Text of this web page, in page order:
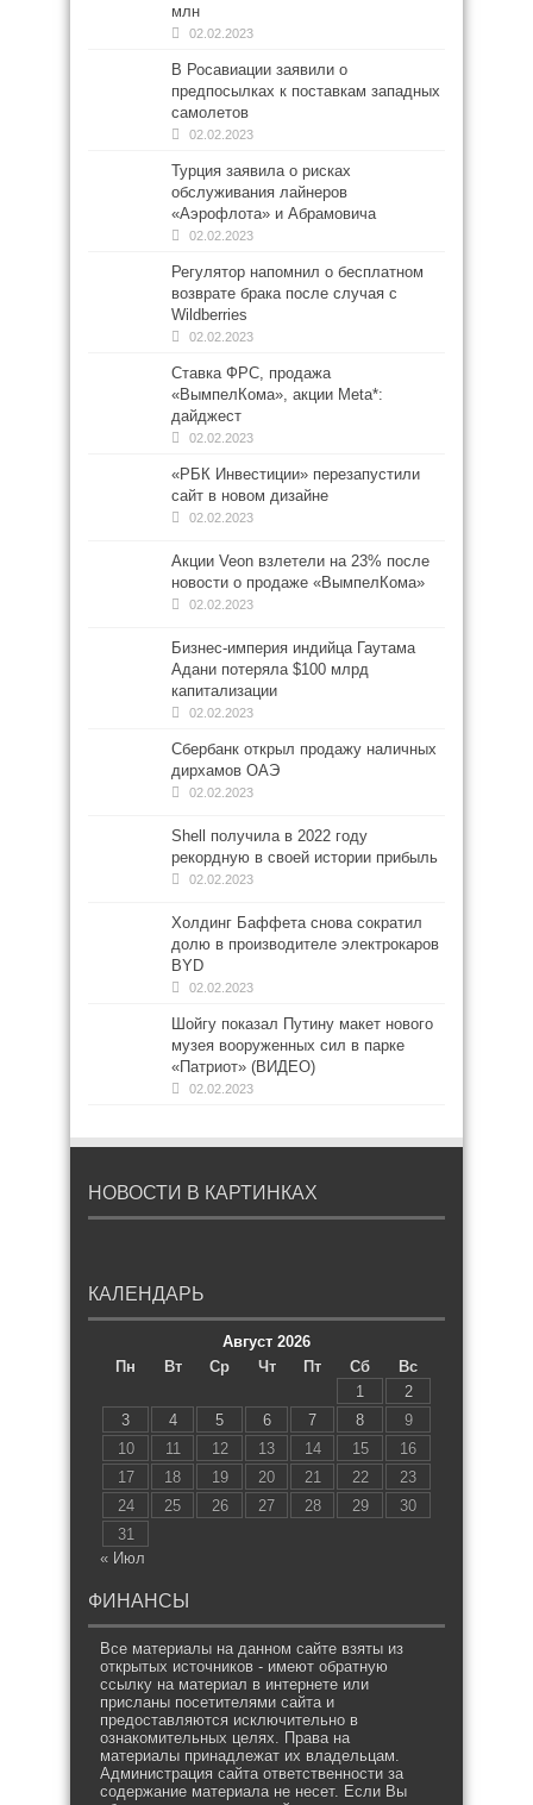
млн
02.02.2023
В Росавиации заявили о
предпосылках к поставкам западных
самолетов
02.02.2023
Турция заявила о рисках
обслуживания лайнеров
«Аэрофлота» и Абрамовича
02.02.2023
Регулятор напомнил о бесплатном
возврате брака после случая с
Wildberries
02.02.2023
Ставка ФРС, продажа
«ВымпелКома», акции Meta*:
дайджест
02.02.2023
«РБК Инвестиции» перезапустили
сайт в новом дизайне
02.02.2023
Акции Veon взлетели на 23% после
новости о продаже «ВымпелКома»
02.02.2023
Бизнес-империя индийца Гаутама
Адани потеряла $100 млрд
капитализации
02.02.2023
Сбербанк открыл продажу наличных
дирхамов ОАЭ
02.02.2023
Shell получила в 2022 году
рекордную в своей истории прибыль
02.02.2023
Холдинг Баффета снова сократил
долю в производителе электрокаров
BYD
02.02.2023
Шойгу показал Путину макет нового
музея вооруженных сил в парке
«Патриот» (ВИДЕО)
02.02.2023
НОВОСТИ В КАРТИНКАХ
КАЛЕНДАРЬ
Август 2026
Пн
Вт Ср Чт Пт Сб
Вс
1
2
3
4 5 6 7 8
9
10
11 12 13 14 15
16
17
18 19 20 21 22
23
24
25 26 27 28 29
30
31
« Июл
ФИНАНСЫ
Все материалы на данном сайте взяты из
открытых источников - имеют обратную
ссылку на материал в интернете или
присланы посетителями сайта и
предоставляются исключительно в
ознакомительных целях. Права на
материалы принадлежат их владельцам.
Администрация сайта ответственности за
содержание материала не несет. Если Вы